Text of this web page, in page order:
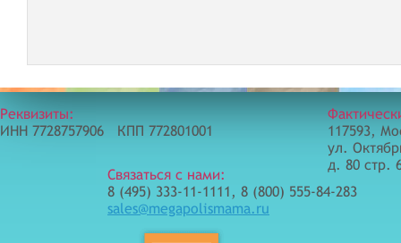
Реквизиты:
ИНН 7728757906 КПП 772801001
Связаться с нами:
8 (495) 333-11-1111, 8 (800) 555-84-283
sales@megapolismama.ru
117593,
ул.
д. 80 стр.